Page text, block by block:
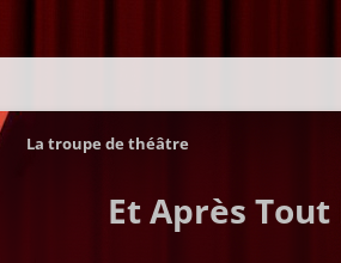
La troupe de théâtre
Et Après